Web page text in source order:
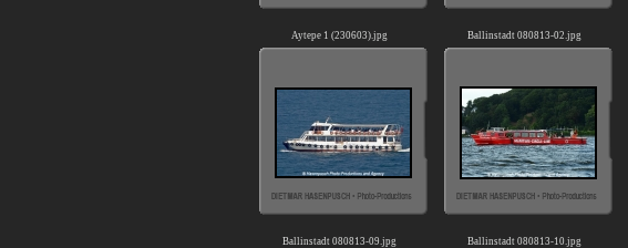
Aytepe 1 (230603).jpg Ballinstadt 080813-02.jpg
Ballinstadt 080813-09.jpg Ballinstadt 080813-10.jpg